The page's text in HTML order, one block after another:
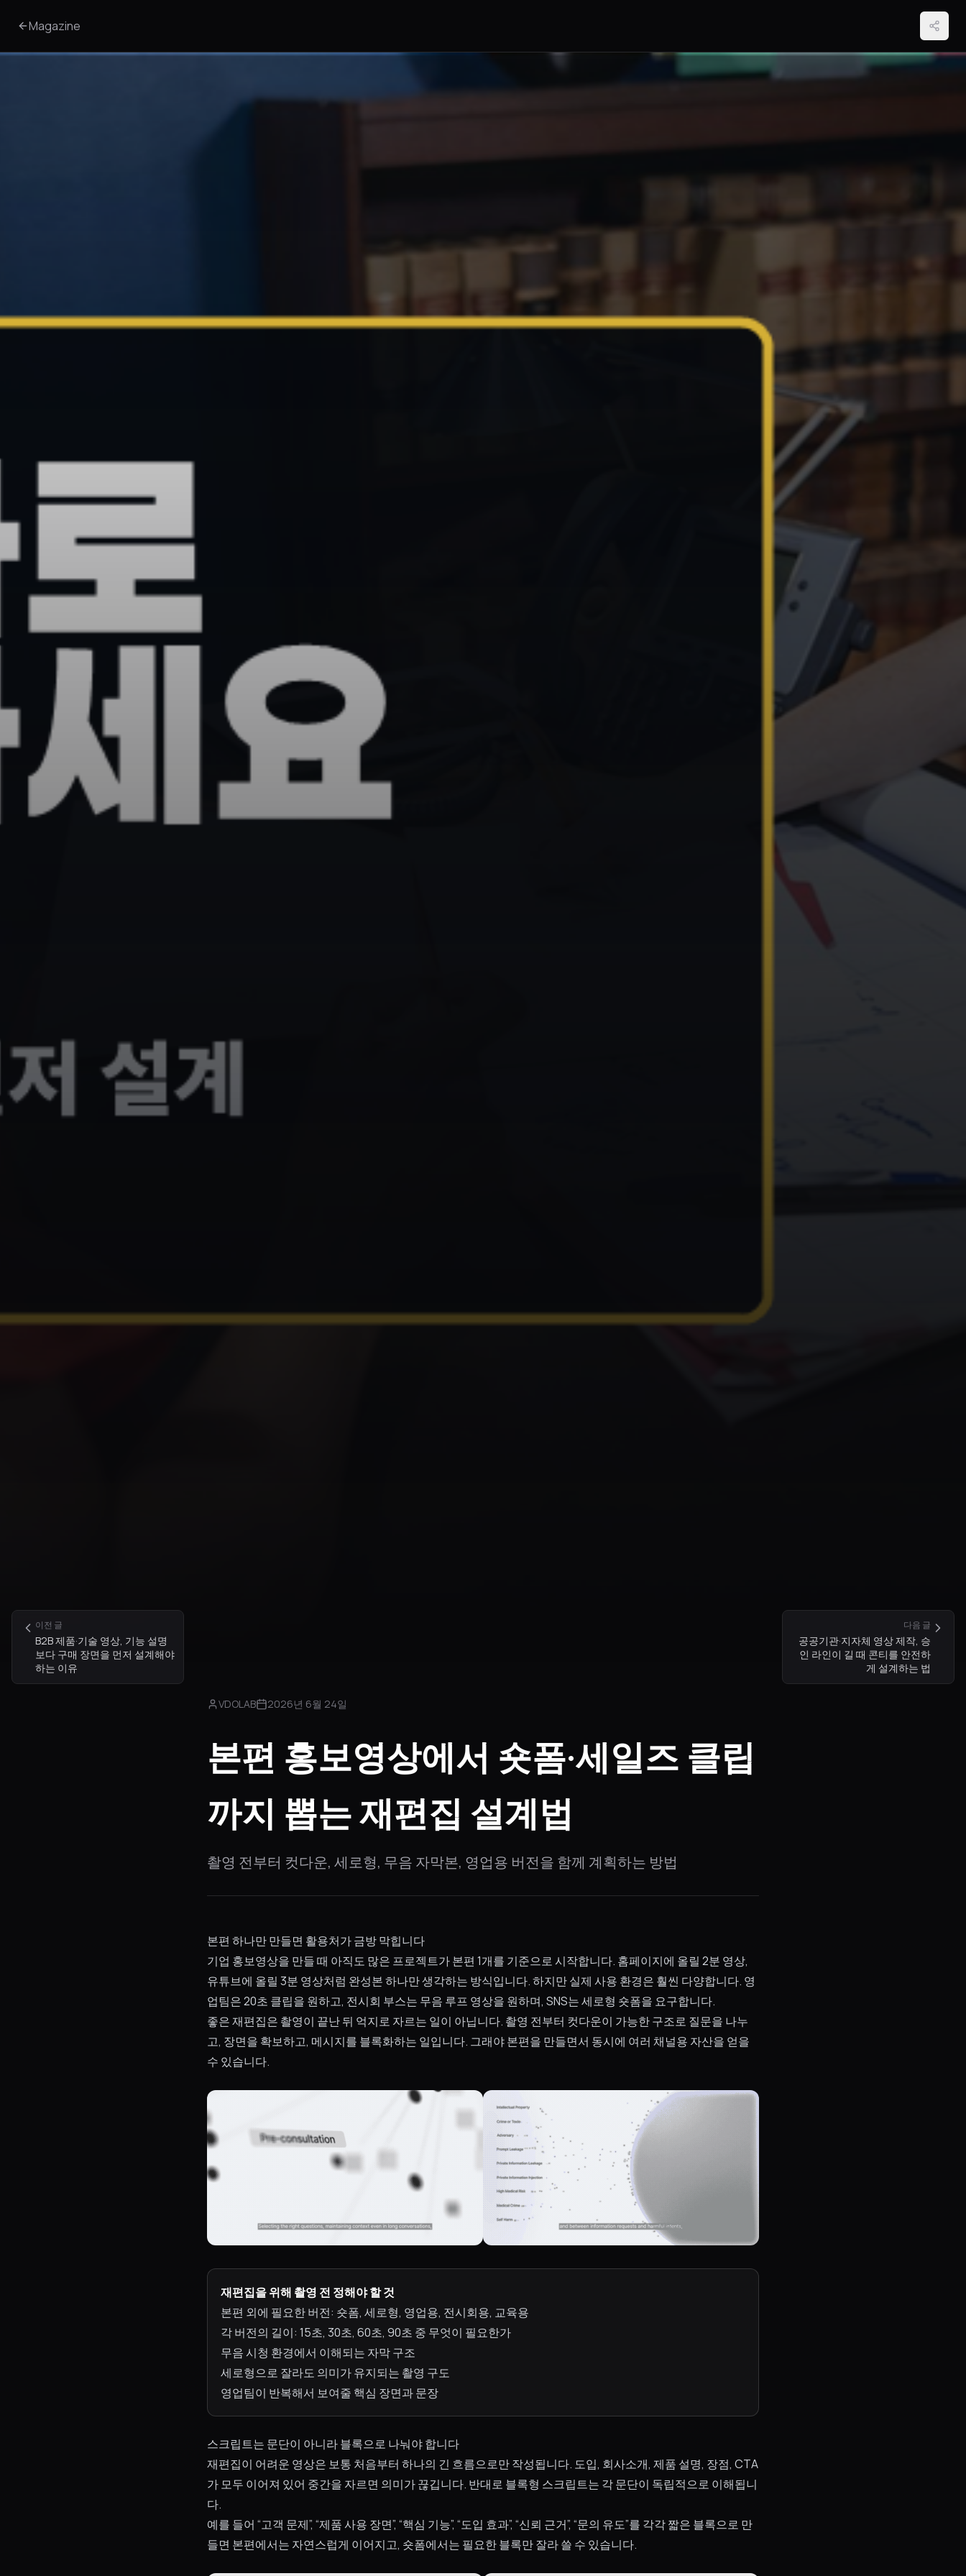
Magazine
VDOLAB 2026년 6월 24일
본편 홍보영상에서 숏폼·세일즈 클립
까지 뽑는 재편집 설계법
촬영 전부터 컷다운, 세로형, 무음 자막본, 영업용 버전을 함께 계획하는 방법
본편 하나만 만들면 활용처가 금방 막힙니다
기업 홍보영상을 만들 때 아직도 많은 프로젝트가 본편 1개를 기준으로 시작합니다. 홈페이지에 올릴 2분 영상,
유튜브에 올릴 3분 영상처럼 완성본 하나만 생각하는 방식입니다. 하지만 실제 사용 환경은 훨씬 다양합니다. 영
업팀은 20초 클립을 원하고, 전시회 부스는 무음 루프 영상을 원하며, SNS는 세로형 숏폼을 요구합니다.
좋은 재편집은 촬영이 끝난 뒤 억지로 자르는 일이 아닙니다. 촬영 전부터 컷다운이 가능한 구조로 질문을 나누
고, 장면을 확보하고, 메시지를 블록화하는 일입니다. 그래야 본편을 만들면서 동시에 여러 채널용 자산을 얻을
수 있습니다.
재편집을 위해 촬영 전 정해야 할 것
본편 외에 필요한 버전: 숏폼, 세로형, 영업용, 전시회용, 교육용
각 버전의 길이: 15초, 30초, 60초, 90초 중 무엇이 필요한가
무음 시청 환경에서 이해되는 자막 구조
세로형으로 잘라도 의미가 유지되는 촬영 구도
영업팀이 반복해서 보여줄 핵심 장면과 문장
스크립트는 문단이 아니라 블록으로 나눠야 합니다
재편집이 어려운 영상은 보통 처음부터 하나의 긴 흐름으로만 작성됩니다. 도입, 회사소개, 제품 설명, 장점, CTA
가 모두 이어져 있어 중간을 자르면 의미가 끊깁니다. 반대로 블록형 스크립트는 각 문단이 독립적으로 이해됩니
다.
예를 들어 “고객 문제”, “제품 사용 장면”, “핵심 기능”, “도입 효과”, “신뢰 근거”, “문의 유도”를 각각 짧은 블록으로 만
들면 본편에서는 자연스럽게 이어지고, 숏폼에서는 필요한 블록만 잘라 쓸 수 있습니다.
이전 글
B2B 제품·기술 영상, 기능 설명
보다 구매 장면을 먼저 설계해야
하는 이유
다음 글
공공기관·지자체 영상 제작, 승
인 라인이 길 때 콘티를 안전하
게 설계하는 법